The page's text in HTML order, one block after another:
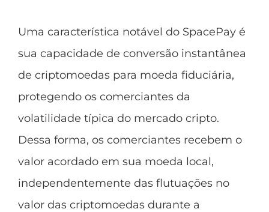
Uma característica notável do SpacePay é
sua capacidade de conversão instantânea
de criptomoedas para moeda fiduciária,
protegendo os comerciantes da
volatilidade típica do mercado cripto.
Dessa forma, os comerciantes recebem o
valor acordado em sua moeda local,
independentemente das flutuações no
valor das criptomoedas durante a